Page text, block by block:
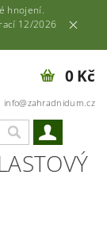
hnojení.
12/2026
info@zahradnidum.cz
0 Kč